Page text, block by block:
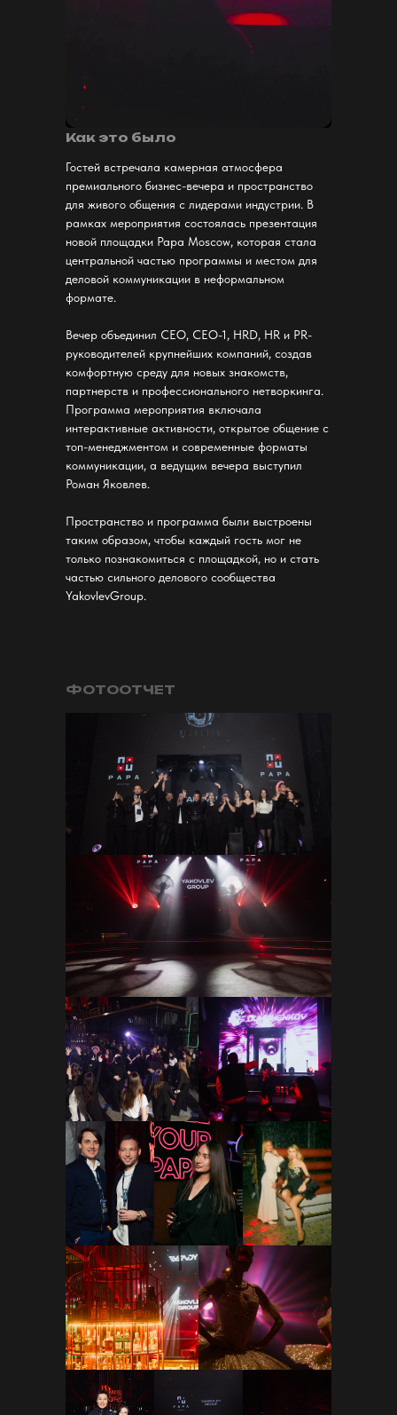
Гостей встречала камерная атмосфера
премиального бизнес-вечера и пространство
для живого общения с лидерами индустрии. В
рамках мероприятия состоялась презентация
новой площадки Papa Moscow, которая стала
центральной частью программы и местом для
деловой коммуникации в неформальном
формате.
Вечер объединил CEO, CEO-1, HRD, HR и PR-
руководителей крупнейших компаний, создав
комфортную среду для новых знакомств,
партнерств и профессионального нетворкинга.
Программа мероприятия включала
интерактивные активности, открытое общение с
топ-менеджментом и современные форматы
коммуникации, а ведущим вечера выступил
Роман Яковлев.
Пространство и программа были выстроены
таким образом, чтобы каждый гость мог не
только познакомиться с площадкой, но и стать
частью сильного делового сообщества
YakovlevGroup.
Как это было
ФОТООТЧЕТ